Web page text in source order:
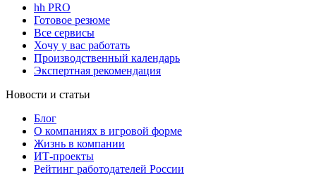
hh PRO
Готовое резюме
Все сервисы
Хочу у вас работать
Производственный календарь
Экспертная рекомендация
Новости и статьи
Блог
О компаниях в игровой форме
Жизнь в компании
ИТ-проекты
Рейтинг работодателей России